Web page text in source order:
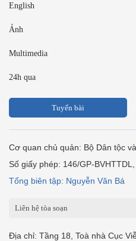
English
Ảnh
Multimedia
24h qua
Tuyến bài
Cơ quan chủ quản: Bộ Dân tộc
Số giấy phép: 146/GP-
Tổng biên tập: Nguyễn Văn Bá
Liên hệ tòa soạn
Địa chỉ: Tầng 18, Toà nhà Cục